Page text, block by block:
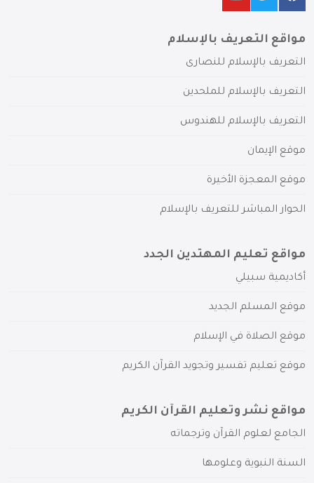
مواقع التعريف بالإسلام
التعريف بالإسلام للنصارى
التعريف بالإسلام للملحدين
التعريف بالإسلام للهندوس
موقع الإيمان
موقع المعجزة الأخيرة
الحوار المباشر للتعريف بالإسلام
مواقع تعليم المهتدين الجدد
أكاديمية سبيلي
موقع المسلم الجديد
موقع الصلاة في الإسلام
موقع تعليم تفسير وتجويد القرآن الكريم
مواقع نشر وتعليم القرآن الكريم
الجامع لعلوم القرآن وترجماته
السنة النبوية وعلومها